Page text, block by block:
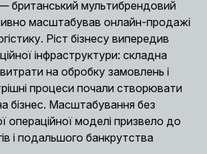
британський мультибрендовий
масштабував онлайн-продажі
Ріст бізнесу випередив
інфраструктури: складна
витрати на обробку замовлень і
процеси почали створювати
бізнес. Масштабування без
операційної моделі призвело до
і подальшого банкрутства